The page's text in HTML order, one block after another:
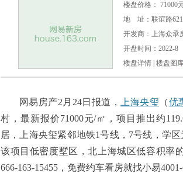
楼盘价格： 71000
地 址：联谊路
开发商：上海众承
开盘时间：2022-8
楼盘详情 楼盘图
网易房产2月24日报道， 上海央玺 （优
村，最新报价71000元/㎡，项目推出约
居，上海央玺紧邻地铁1号线，7号线，学
该项目低密度墅区，北上海城区低容积率
666-163-15455，免费约车看房就找小易